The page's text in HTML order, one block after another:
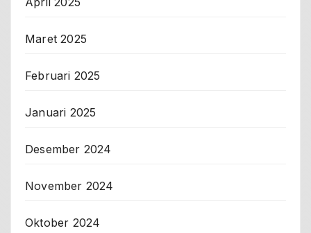
Maret 2025
Februari 2025
Januari 2025
Desember 2024
November 2024
Oktober 2024